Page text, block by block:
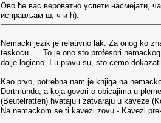
Ово ће вас вероватно успети насмејати,
исправљам ш, ч и ћ):
Nemacki jezik je relativno lak. Za onog ko
teskocu..... To je ono sto profesori
dalje logicno. I u pravu su, sto cemo
Kao prvo, potrebna nam je knjiga na
Dortmundu, a koja govori o obicajima u
(Beutelratten) hvataju i zatvaraju u kaveze
Na nemackom se ti kavezi zovu - Kavezi